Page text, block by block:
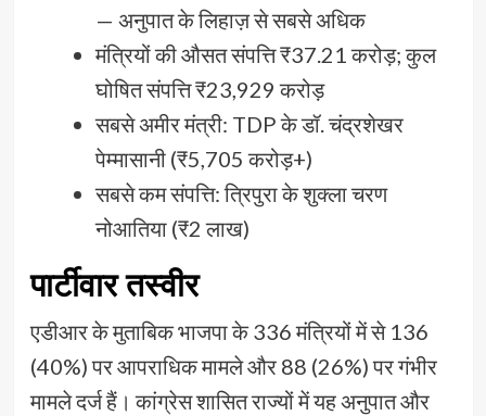
— अनुपात के लिहाज़ से सबसे अधिक
मंत्रियों की औसत संपत्ति ₹37.21 करोड़; कुल
घोषित संपत्ति ₹23,929 करोड़
सबसे अमीर मंत्री: TDP के डॉ. चंद्रशेखर
पेम्मासानी (₹5,705 करोड़+)
सबसे कम संपत्ति: त्रिपुरा के शुक्ला चरण
नोआतिया (₹2 लाख)
पार्टीवार तस्वीर
एडीआर के मुताबिक भाजपा के 336 मंत्रियों में से 136
(40%) पर आपराधिक मामले और 88 (26%) पर गंभीर
मामले दर्ज हैं। कांग्रेस शासित राज्यों में यह अनुपात और